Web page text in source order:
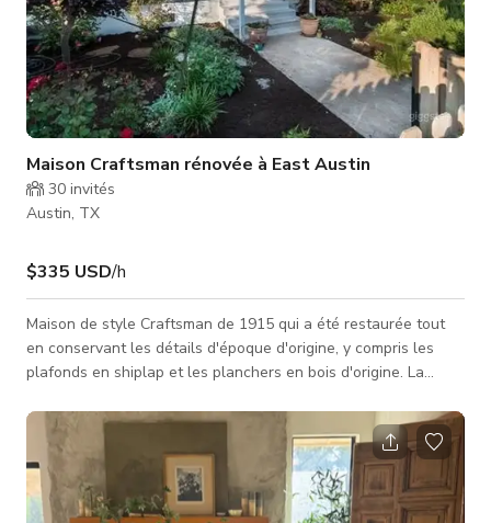
Maison Craftsman rénovée à East Austin
30 invités
Austin, TX
$335 USD/h
Maison de style Craftsman de 1915 qui a été restaurée tout
en conservant les détails d'époque d'origine, y compris les
plafonds en shiplap et les planchers en bois d'origine. La
boucher et de la cuisinière/poêle sur l'îlot. L'arrière-cour peut
être utilisée pour le stationnement et possède une belle
terrasse, et toutes les salles de bains ont été magnifiquement
rénovées.